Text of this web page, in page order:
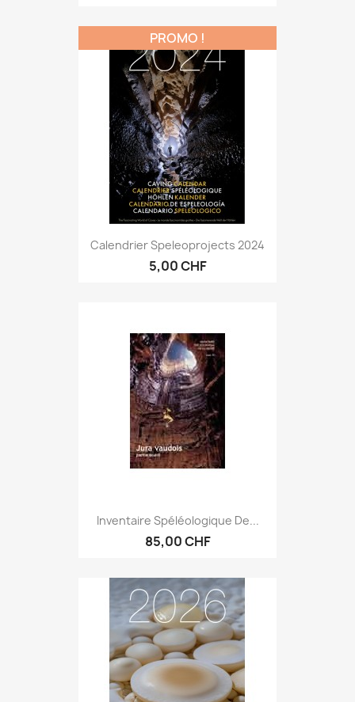
Calendrier Speleoprojects 2024
5,00 CHF
PROMO !
Inventaire Spéléologique De...
85,00 CHF